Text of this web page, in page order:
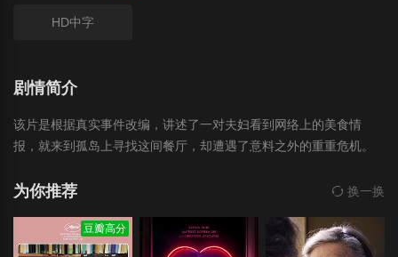
HD中字
剧情简介
该片是根据真实事件改编，讲述了一对夫妇看到网络上的美食情
报，就来到孤岛上寻找这间餐厅，却遭遇了意料之外的重重危机。
起，大部分是网络金融欺诈、黑客等行为，但也有通过网络而施行
有公信力的情报毫无怀疑而上当受骗的受害者日渐增加。特别是我
们对于智能手机和 app 的使用都成为日常生活中不可或缺的一环，
为你推荐 换一换
豆瓣高分